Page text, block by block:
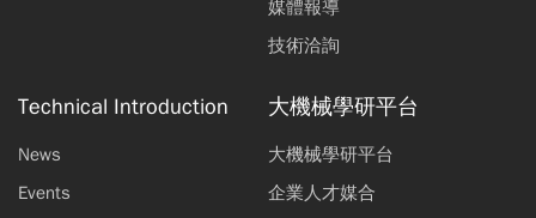
媒體報導
技術洽詢
Technical Introduction
News
Events
大機械學研平台
大機械學研平台
企業人才媒合